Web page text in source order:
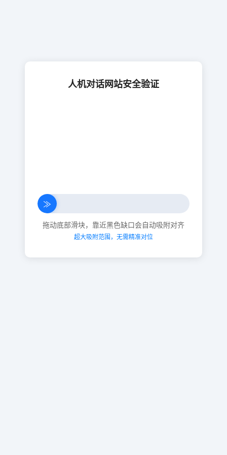
人机对话网站安全验证
≫
拖动底部滑块，靠近黑色缺口会自动吸附对齐
超大吸附范围，无需精准对位